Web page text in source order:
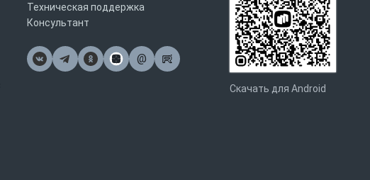
Техническая поддержка
Консультант
@Почта
Скачать для Android